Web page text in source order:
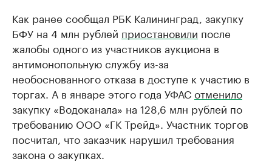
Как ранее сообщал РБК Калининград, закупку
БФУ на 4 млн рублей приостановили после
жалобы одного из участников аукциона в
антимонопольную службу из-за
необоснованного отказа в доступе к участию в
торгах. А в январе этого года УФАСотменило
закупку «Водоканала» на 128,6 млн рублей по
требованию ООО «ГК Трейд». Участник торгов
посчитал, что заказчик нарушил требования
закона о закупках.